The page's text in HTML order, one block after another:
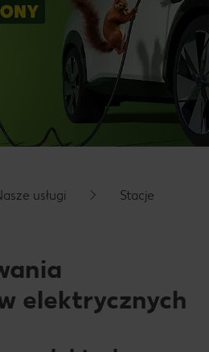
usługi
Stacje
elektrycznych